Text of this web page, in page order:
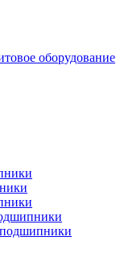
оборудование